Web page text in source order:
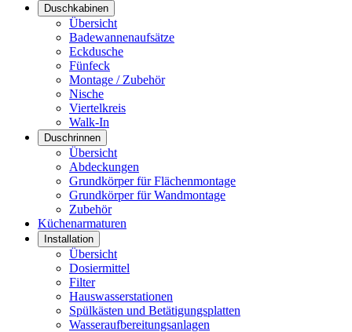
Duschkabinen
Übersicht
Badewannenaufsätze
Eckdusche
Fünfeck
Montage / Zubehör
Nische
Viertelkreis
Walk-In
Duschrinnen
Übersicht
Abdeckungen
Grundkörper für Flächenmontage
Grundkörper für Wandmontage
Zubehör
Küchenarmaturen
Installation
Übersicht
Dosiermittel
Filter
Hauswasserstationen
Spülkästen und Betätigungsplatten
Wasseraufbereitungsanlagen